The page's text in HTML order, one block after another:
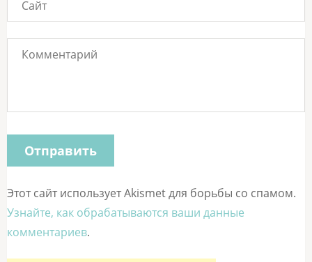
Этот сайт использует Akismet для борьбы со спамом.
Узнайте, как обрабатываются ваши данные
комментариев.